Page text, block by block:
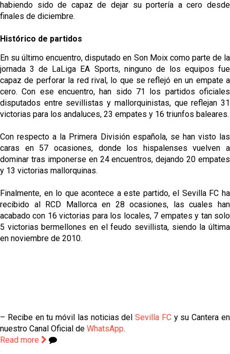
habiendo sido de capaz de dejar su portería a cero desde
finales de diciembre.
Histórico de partidos
En su último encuentro, disputado en Son Moix como parte de la
jornada 3 de LaLiga EA Sports, ninguno de los equipos fue
capaz de perforar la red rival, lo que se reflejó en un empate a
cero. Con ese encuentro, han sido 71 los partidos oficiales
disputados entre sevillistas y mallorquinistas, que reflejan 31
victorias para los andaluces, 23 empates y 16 triunfos baleares.
Con respecto a la Primera División española, se han visto las
caras en 57 ocasiones, donde los hispalenses vuelven a
dominar tras imponerse en 24 encuentros, dejando 20 empates
y 13 victorias mallorquinas.
Finalmente, en lo que acontece a este partido, el Sevilla FC ha
recibido al RCD Mallorca en 28 ocasiones, las cuales han
acabado con 16 victorias para los locales, 7 empates y tan solo
5 victorias bermellones en el feudo sevillista, siendo la última
en noviembre de 2010.
– Recibe en tu móvil las noticias delSevilla FCy su Cantera en
nuestro Canal Oficial de WhatsApp.
Read more